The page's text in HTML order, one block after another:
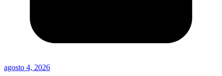
agosto 4, 2026